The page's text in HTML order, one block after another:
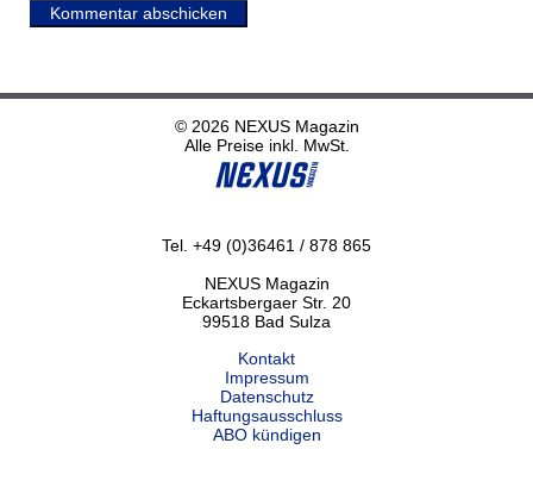
Kommentar abschicken
© 2026 NEXUS Magazin
Alle Preise inkl. MwSt.
Tel. +49 (0)36461 / 878 865
NEXUS Magazin
Eckartsbergaer Str. 20
99518 Bad Sulza
Kontakt
Impressum
Datenschutz
Haftungsausschluss
ABO kündigen